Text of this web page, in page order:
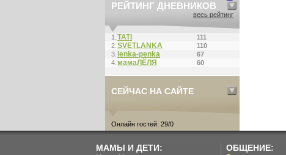
РЕЙТИНГ ДНЕВНИКОВ
весь рейтинг
1. ТАТI
111
2. SVETLANKA
110
3. lenka-penka
67
4. мамаЛЁЛЯ 60
СЕЙЧАС НА САЙТЕ
Онлайн гостей: 29/0
МАМЫ И ДЕТИ: ОБЩЕНИЕ: